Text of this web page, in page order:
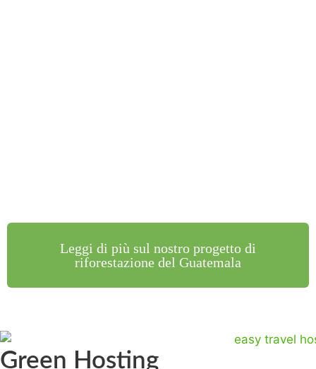
Leggi di più sul nostro progetto di
riforestazione del Guatemala
Green Hosting